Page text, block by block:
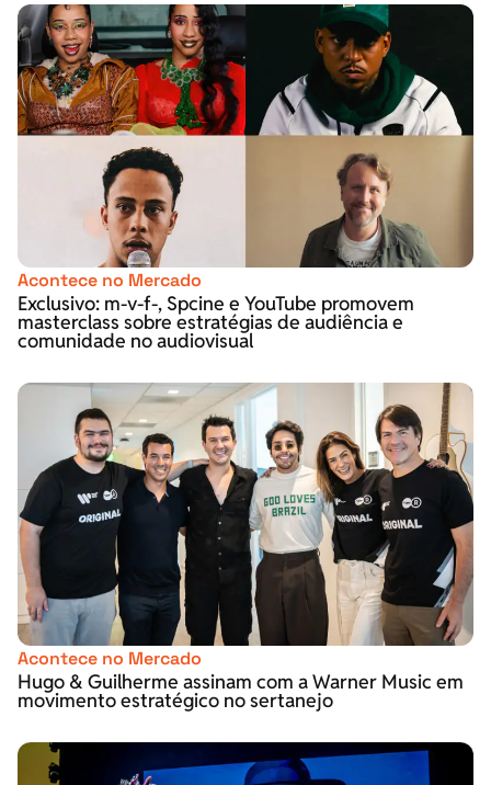
Acontece no Mercado
Exclusivo: m-v-f-, Spcine e YouTube promovem
masterclass sobre estratégias de audiência e
comunidade no audiovisual
Acontece no Mercado
Hugo & Guilherme assinam com a Warner Music em
movimento estratégico no sertanejo